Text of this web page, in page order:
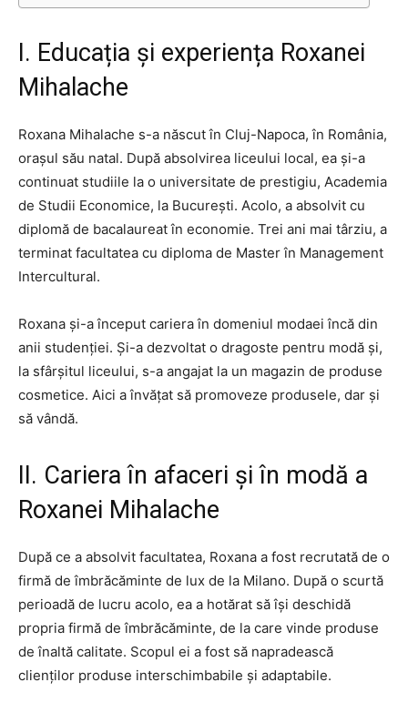
I. Educația și experiența Roxanei
Mihalache
Roxana Mihalache s-a născut în Cluj-Napoca, în România,
orașul său natal. După absolvirea liceului local, ea și-a
continuat studiile la o universitate de prestigiu, Academia
de Studii Economice, la București. Acolo, a absolvit cu
diplomă de bacalaureat în economie. Trei ani mai târziu, a
terminat facultatea cu diploma de Master în Management
Intercultural.
Roxana și-a început cariera în domeniul modaei încă din
anii studenției. Și-a dezvoltat o dragoste pentru modă și,
la sfârșitul liceului, s-a angajat la un magazin de produse
cosmetice. Aici a învățat să promoveze produsele, dar și
să vândă.
II. Cariera în afaceri și în modă a
Roxanei Mihalache
După ce a absolvit facultatea, Roxana a fost recrutată de o
firmă de îmbrăcăminte de lux de la Milano. După o scurtă
perioadă de lucru acolo, ea a hotărat să își deschidă
propria firmă de îmbrăcăminte, de la care vinde produse
de înaltă calitate. Scopul ei a fost să napradească
clienților produse interschimbabile și adaptabile.